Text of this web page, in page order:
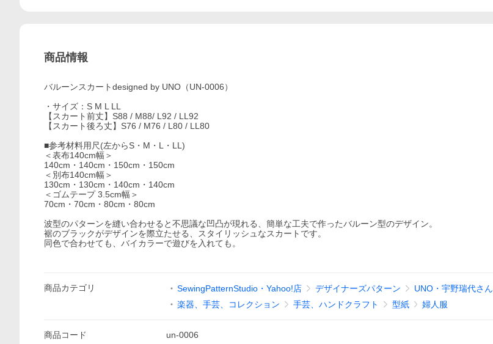
商品情報
バルーンスカートdesigned by UNO（UN-0006）
・サイズ：S M L LL
【スカート前丈】S88 / M88/ L92 / LL92
【スカート後ろ丈】S76 / M76 / L80 / LL80
■参考材料用尺(左からS・M・L・LL)
＜表布140cm幅＞
140cm・140cm・150cm・150cm
＜別布140cm幅＞
130cm・130cm・140cm・140cm
＜ゴムテープ 3.5cm幅＞
70cm・70cm・80cm・80cm
波型のパターンを縫い合わせると不思議な凹凸が現れる、簡単な工夫で作ったバルーン型のデザイン。
裾のブラックがデザインを際立たせる、スタイリッシュなスカートです。
同色で合わせても、バイカラーで遊びを入れても。
商品カテゴリ SewingPatternStudio・Yahoo!店 デザイナーズパターン
UNO・宇野瑞代さん
楽器、手芸、コレクション
手芸、ハンドクラフト 型紙 婦人服
商品コード un-0006